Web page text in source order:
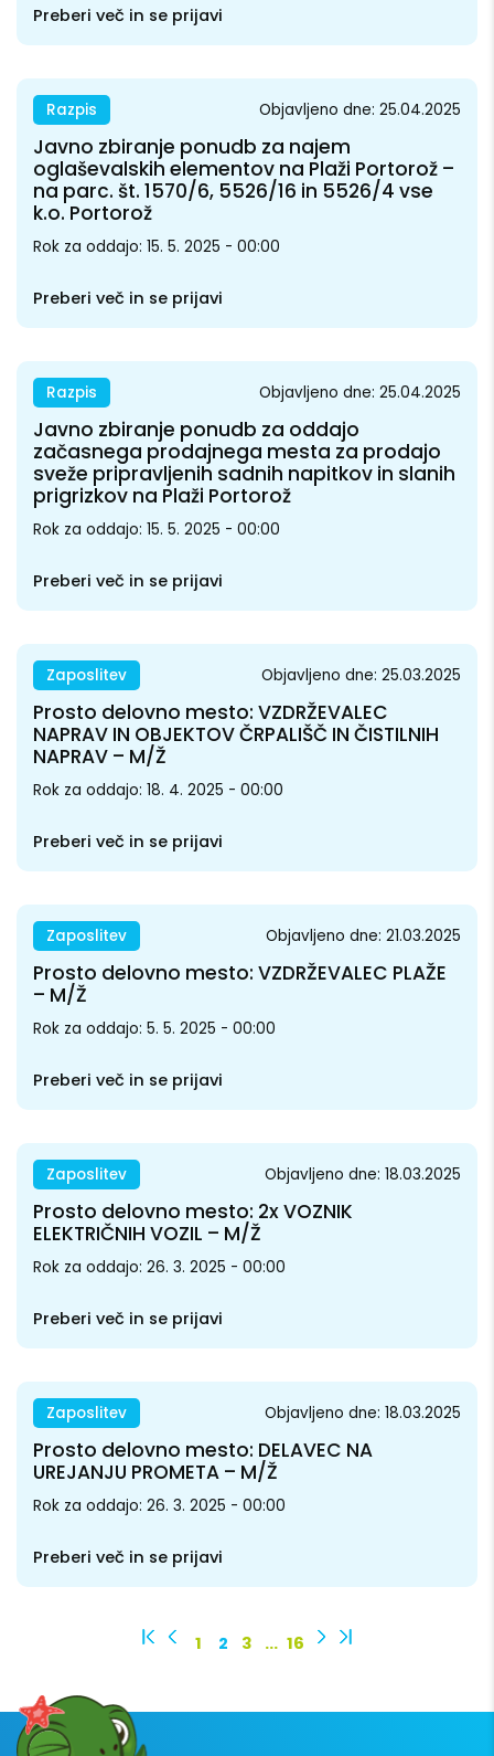
Preberi več in se prijavi
Razpis Objavljeno dne: 25.04.2025
Javno zbiranje ponudb za najem
oglaševalskih elementov na Plaži Portorož –
na parc. št. 1570/6, 5526/16 in 5526/4 vse
k.o. Portorož
Rok za oddajo: 15. 5. 2025 - 00:00
Preberi več in se prijavi
Razpis Objavljeno dne: 25.04.2025
Javno zbiranje ponudb za oddajo
začasnega prodajnega mesta za prodajo
sveže pripravljenih sadnih napitkov in slanih
prigrizkov na Plaži Portorož
Rok za oddajo: 15. 5. 2025 - 00:00
Preberi več in se prijavi
Zaposlitev Objavljeno dne: 25.03.2025
Prosto delovno mesto: VZDRŽEVALEC
NAPRAV IN OBJEKTOV ČRPALIŠČ IN ČISTILNIH
NAPRAV – M/Ž
Rok za oddajo: 18. 4. 2025 - 00:00
Preberi več in se prijavi
Zaposlitev Objavljeno dne: 21.03.2025
Prosto delovno mesto: VZDRŽEVALEC PLAŽE
– M/Ž
Rok za oddajo: 5. 5. 2025 - 00:00
Preberi več in se prijavi
Zaposlitev Objavljeno dne: 18.03.2025
Prosto delovno mesto: 2x VOZNIK
ELEKTRIČNIH VOZIL – M/Ž
Rok za oddajo: 26. 3. 2025 - 00:00
Preberi več in se prijavi
Zaposlitev Objavljeno dne: 18.03.2025
Prosto delovno mesto: DELAVEC NA
UREJANJU PROMETA – M/Ž
Rok za oddajo: 26. 3. 2025 - 00:00
Preberi več in se prijavi
1 2 3 … 16